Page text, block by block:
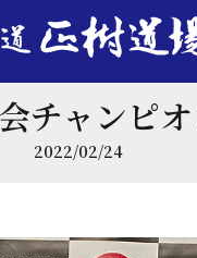
チャンピ
2022/02/24